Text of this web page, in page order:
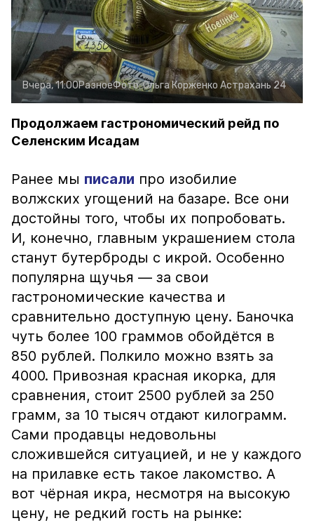
Вчера, 11:00РазноеФото:Ольга Корженко Астрахань 24
Продолжаем гастрономический рейд по
Селенским Исадам
Ранее мы писали про изобилие
волжских угощений на базаре. Все они
достойны того, чтобы их попробовать.
И, конечно, главным украшением стола
станут бутерброды с икрой. Особенно
популярна щучья — за свои
гастрономические качества и
сравнительно доступную цену. Баночка
чуть более 100 граммов обойдётся в
850 рублей. Полкило можно взять за
4000. Привозная красная икорка, для
сравнения, стоит 2500 рублей за 250
грамм, за 10 тысяч отдают килограмм.
Сами продавцы недовольны
сложившейся ситуацией, и не у каждого
на прилавке есть такое лакомство. А
вот чёрная икра, несмотря на высокую
цену, не редкий гость на рынке: